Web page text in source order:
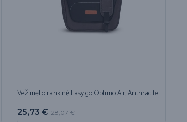
Vežimėlio rankinė Easy go Optimo Air, Anthracite
28,07€
25,73 €